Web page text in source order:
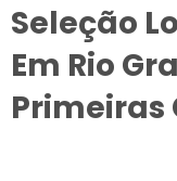
Seleção
Em Rio
Primeiras